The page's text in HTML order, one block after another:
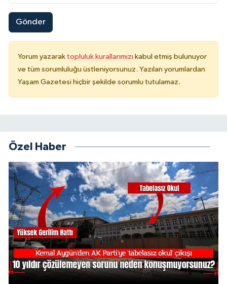
Gönder
Yorum yazarak topluluk kurallarımızı kabul etmiş bulunuyor
ve tüm sorumluluğu üstleniyorsunuz. Yazılan yorumlardan
Yaşam Gazetesi hiçbir şekilde sorumlu tutulamaz.
Özel Haber